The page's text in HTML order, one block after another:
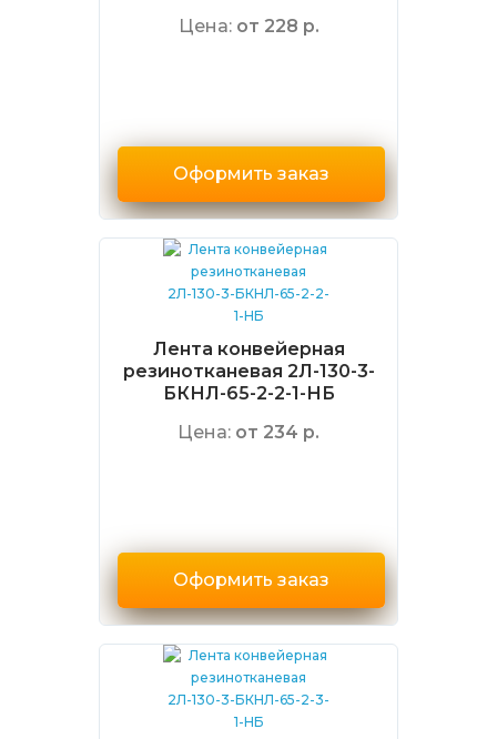
Цена: от 228 р.
Оформить заказ
Лента конвейерная
резинотканевая 2Л-130-3-
БКНЛ-65-2-2-1-НБ
Цена: от 234 р.
Оформить заказ